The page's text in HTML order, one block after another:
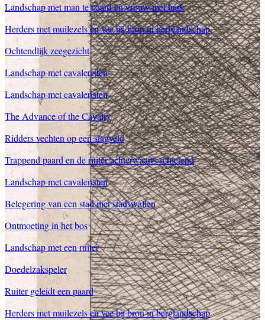
Landschap met man te paard en vrouw met hark
Herders met muilezels en vee bij bron in berglandschap
Ochtendlijk zeegezicht
Landschap met cavaleristen
Landschap met cavaleristen
The Advance of the Cavalry
Ridders vechten op een slagveld
Trappend paard en de ruiter achterwaarts schietend
Landschap met cavaleristen
Belegering van een stad met stadswallen
Ontmoeting in het bos
Landschap met een ruiter
Doedelzakspeler
Ruiter geleidt een paard
Herders met muilezels en vee bij bron in berglandschap